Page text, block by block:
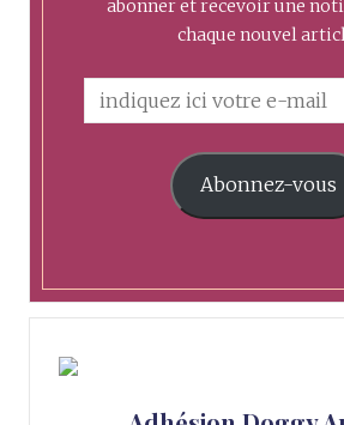
abonner et recevoir une
chaque nouvel
Abonnez-vous